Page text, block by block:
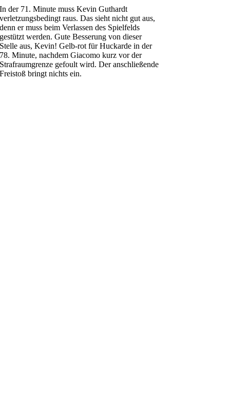
In der 71. Minute muss Kevin Guthardt
verletzungsbedingt raus. Das sieht nicht gut aus,
denn er muss beim Verlassen des Spielfelds
gestützt werden. Gute Besserung von dieser
Stelle aus, Kevin! Gelb-rot für Huckarde in der
78. Minute, nachdem Giacomo kurz vor der
Strafraumgrenze gefoult wird. Der anschließende
Freistoß bringt nichts ein.